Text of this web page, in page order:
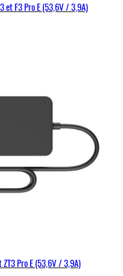
et F3 Pro E (53,6V / 3,9A)
Pro E (53,6V / 3,9A)